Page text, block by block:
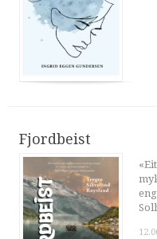
Fjordbeist